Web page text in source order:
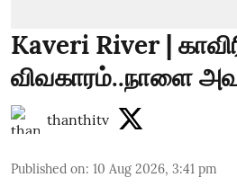
Kaveri River |
விவகாரம்..நாளை
thanthitv
Published on: 10 Aug 2026, 3:41 pm